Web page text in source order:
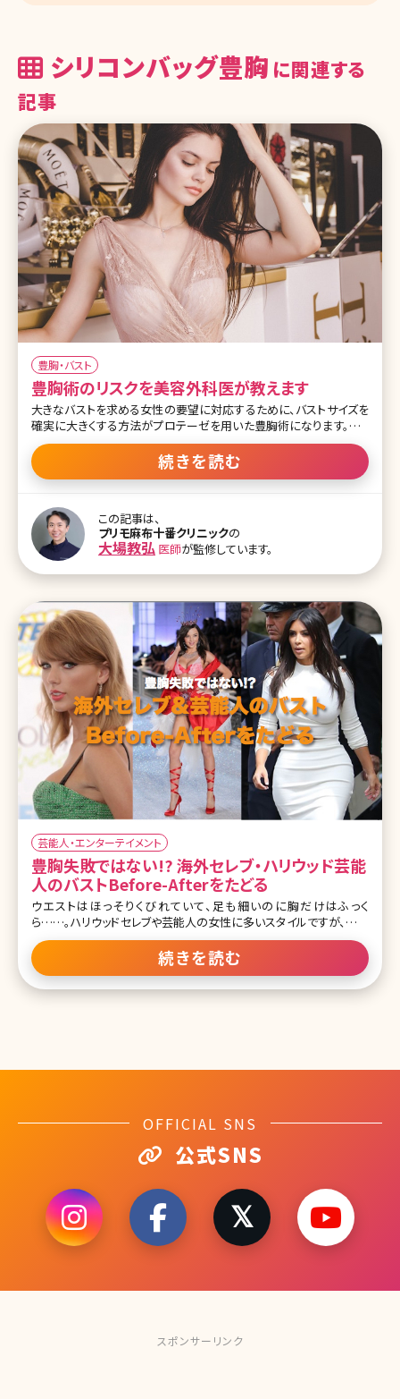
シリコンバッグ豊胸 に関連する
記事
豊胸・バスト
豊胸術のリスクを美容外科医が教えます
大きなバストを求める女性の要望に対応するために、バストサイズを
確実に大きくする方法がプロテーゼを用いた豊胸術になります。ここ
ではプロテーゼを用いた豊胸手術を中心に解剖から、リスク、ダウン
タイムまで分かりやすく解説します。 豊胸術・プロテーゼ挿入位置は
こうして決める ご自分のバストがどのようになっているか、想像した
乳腺組織、皮膚および皮下脂肪から構成されています。 体質や体格、
希望する豊胸手術によって、どこに何を入れるかが異なり、当然なが
らダウンタイムなどにも影響してきます。プロテーゼの場合ですと、代
表的な挿入位置は乳腺の下層、大胸筋表面にある筋膜の下層、大胸
筋の下層の3種類です。 この3種類の中で感染、拘縮といったリスクが
続きを読む
この記事は、
プリモ麻布十番クリニックの
大場教弘 医師が監修しています。
芸能人・エンターテイメント
豊胸失敗ではない!? 海外セレブ・ハリウッド芸能
人のバストBefore-Afterをたどる
ウエストはほっそりくびれていて、足も細いのに胸だけはふっく
ら……。ハリウッドセレブや芸能人の女性に多いスタイルですが、実は
その多くが豊胸手術で美しいバストをキープしていると言われていま
す。しかし、豊胸手術の後にトラブルが起こるのはセレブも一般人も
同じこと。なかにはお金に糸目をつけず、手術を繰り返している人も
いるようです。ここで豊胸手術をしているとウワサのセレブや芸能人の
不自然になったりしているケース 2-2.豊胸手術のレベル
続きを読む
OFFICIAL SNS
公式SNS
スポンサーリンク